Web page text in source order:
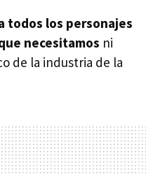
todos los personajes
necesitamos ni
de la industria de la